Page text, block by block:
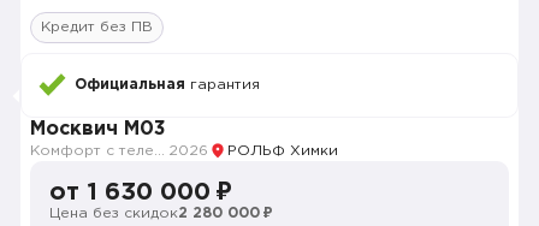
Кредит без ПВ
Официальная гарантия
Москвич M03
2026 РОЛЬФ Химки
от 1 630 000 ₽
Цена без скидок2 280 000 ₽